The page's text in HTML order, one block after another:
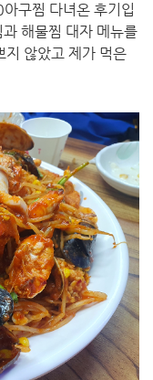
구찜 다녀온 후기입
해물찜 대자 메뉴를
지 않았고 제가 먹은